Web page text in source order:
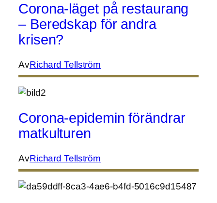
Corona-läget på restaurang
– Beredskap för andra
krisen?
AvRichard Tellström
Corona-epidemin förändrar
matkulturen
AvRichard Tellström